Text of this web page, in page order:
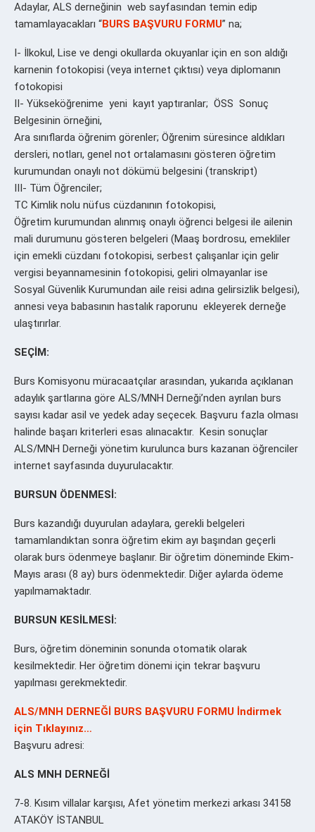
Adaylar, ALS derneğinin web sayfasından temin edip
tamamlayacakları “BURS BAŞVURU FORMU” na;
I- İlkokul, Lise ve dengi okullarda okuyanlar için en son aldığı
karnenin fotokopisi (veya internet çıktısı) veya diplomanın
fotokopisi
II- Yükseköğrenime yeni kayıt yaptıranlar; ÖSS Sonuç
Belgesinin örneğini,
Ara sınıflarda öğrenim görenler; Öğrenim süresince aldıkları
dersleri, notları, genel not ortalamasını gösteren öğretim
kurumundan onaylı not dökümü belgesini (transkript)
III- Tüm Öğrenciler;
TC Kimlik nolu nüfus cüzdanının fotokopisi,
Öğretim kurumundan alınmış onaylı öğrenci belgesi ile ailenin
mali durumunu gösteren belgeleri (Maaş bordrosu, emekliler
için emekli cüzdanı fotokopisi, serbest çalışanlar için gelir
vergisi beyannamesinin fotokopisi, geliri olmayanlar ise
Sosyal Güvenlik Kurumundan aile reisi adına gelirsizlik belgesi),
annesi veya babasının hastalık raporunu ekleyerek derneğe
ulaştırırlar.
SEÇİM:
Burs Komisyonu müracaatçılar arasından, yukarıda açıklanan
adaylık şartlarına göre ALS/MNH Derneği’nden ayrılan burs
sayısı kadar asil ve yedek aday seçecek. Başvuru fazla olması
halinde başarı kriterleri esas alınacaktır. Kesin sonuçlar
ALS/MNH Derneği yönetim kurulunca burs kazanan öğrenciler
internet sayfasında duyurulacaktır.
BURSUN ÖDENMESİ:
Burs kazandığı duyurulan adaylara, gerekli belgeleri
tamamlandıktan sonra öğretim ekim ayı başından geçerli
olarak burs ödenmeye başlanır. Bir öğretim döneminde Ekim-
Mayıs arası (8 ay) burs ödenmektedir. Diğer aylarda ödeme
yapılmamaktadır.
BURSUN KESİLMESİ:
Burs, öğretim döneminin sonunda otomatik olarak
kesilmektedir. Her öğretim dönemi için tekrar başvuru
yapılması gerekmektedir.
ALS/MNH DERNEĞİ BURS BAŞVURU FORMU İndirmek
için Tıklayınız…
Başvuru adresi:
ALS MNH DERNEĞİ
7-8. Kısım villalar karşısı, Afet yönetim merkezi arkası 34158
ATAKÖY İSTANBUL